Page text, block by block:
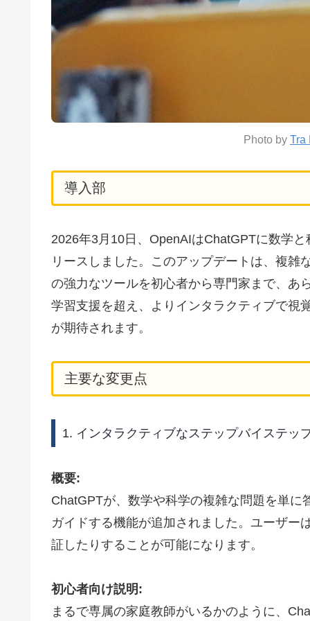
Photo by Tra
導入部
2026年3月10日、OpenAIはChatGPTに数学
リースしました。このアップデートは、複
の強力なツールを初心者から専門家まで、あ
学習支援を超え、よりインタラクティブで視
が期待されます。
主要な変更点
1. インタラクティブなステップバイステッ
概要:
ChatGPTが、数学や科学の複雑な問題を単
ガイドする機能が追加されました。ユーザー
証したりすることが可能になります。
初心者向け説明:
まるで専属の家庭教師がいるかのように、